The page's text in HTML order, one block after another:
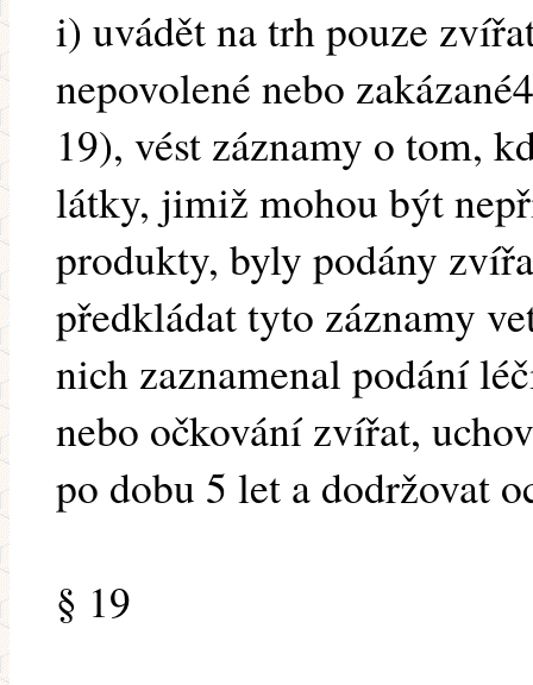
i) uvádět na trh pouze
nepovolené nebo
19), vést záznamy o tom,
látky, jimiž mohou být
produkty, byly podány
předkládat tyto záznamy
nich zaznamenal podání
nebo očkování zvířat,
po dobu 5 let a dodržovat
§ 19